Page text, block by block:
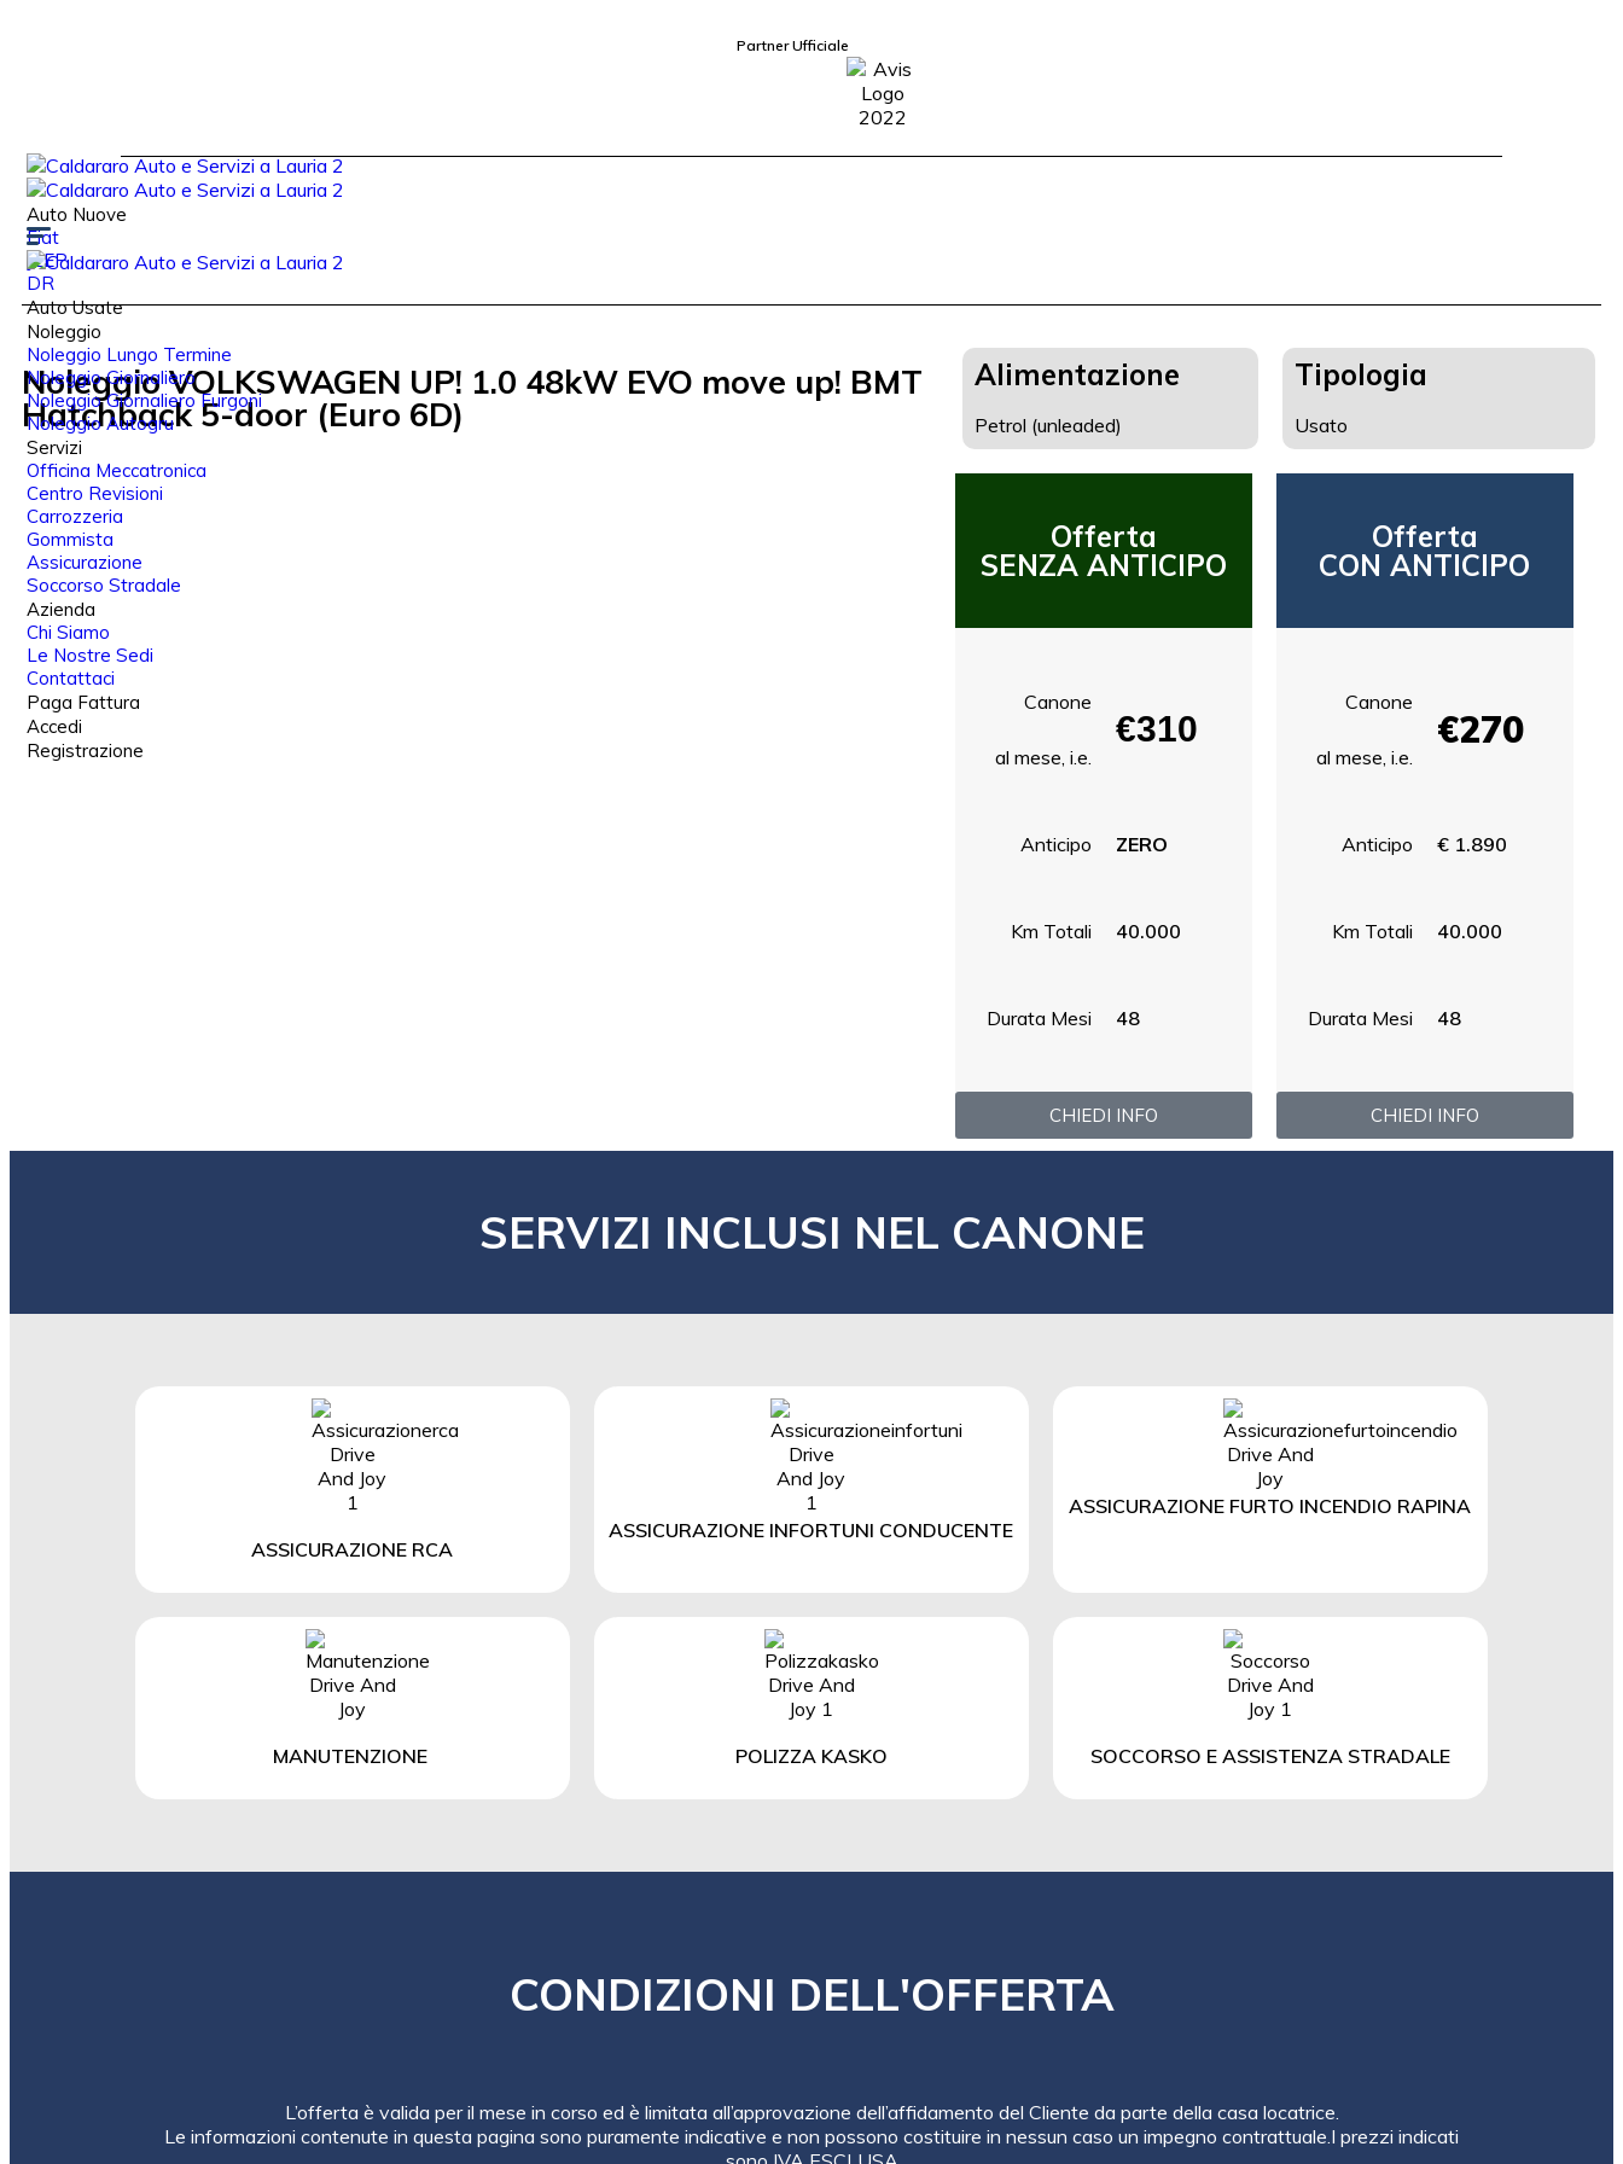
Partner Ufficiale
Auto Nuove
Fiat
JEEP
DR
Auto Usate
Noleggio
Noleggio Lungo Termine
Noleggio Giornaliero
Noleggio Giornaliero Furgoni
Noleggio Autogru
Servizi
Officina Meccatronica
Centro Revisioni
Carrozzeria
Gommista
Assicurazione
Soccorso Stradale
Azienda
Chi Siamo
Le Nostre Sedi
Contattaci
Paga Fattura
Accedi
Registrazione
Noleggio VOLKSWAGEN UP! 1.0 48kW EVO move up! BMT
Hatchback 5-door (Euro 6D)
Alimentazione
Petrol (unleaded)
Tipologia
Usato
Offerta
SENZA ANTICIPO
Canone
al mese, i.e.
€310
Anticipo ZERO
Km Totali 40.000
Durata Mesi 48
CHIEDI INFO
Offerta
CON ANTICIPO
Canone
al mese, i.e.
€270
Anticipo € 1.890
Km Totali 40.000
Durata Mesi 48
CHIEDI INFO
SERVIZI INCLUSI NEL CANONE
ASSICURAZIONE RCA
ASSICURAZIONE INFORTUNI CONDUCENTE
ASSICURAZIONE FURTO INCENDIO RAPINA
MANUTENZIONE POLIZZA KASKO SOCCORSO E ASSISTENZA STRADALE
CONDIZIONI DELL'OFFERTA
L’offerta è valida per il mese in corso ed è limitata all’approvazione dell’affidamento del Cliente da parte della casa locatrice.
Le informazioni contenute in questa pagina sono puramente indicative e non possono costituire in nessun caso un impegno contrattuale.I prezzi indicati